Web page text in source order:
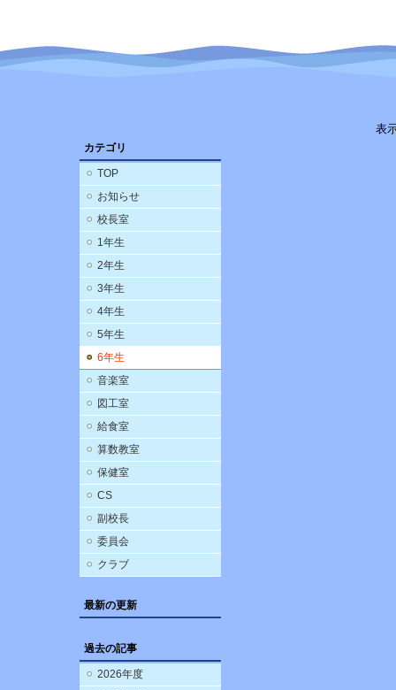
カテゴリ
TOP
お知らせ
校長室
1年生
2年生
3年生
4年生
5年生
6年生
音楽室
図工室
給食室
算数教室
保健室
CS
副校長
委員会
クラブ
最新の更新
過去の記事
2026年度
表